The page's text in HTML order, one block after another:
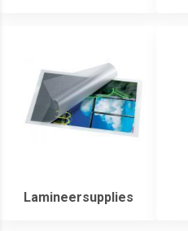
Lamineersupplies